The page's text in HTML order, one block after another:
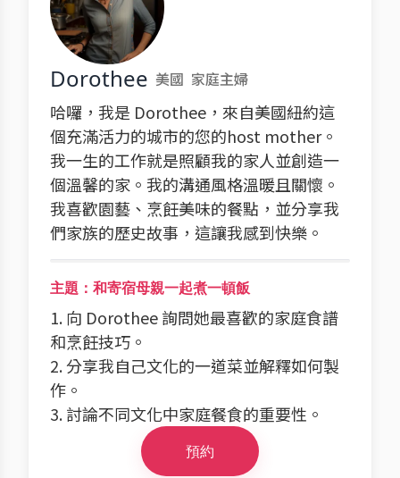
Dorothee 美國 家庭主婦
哈囉，我是 Dorothee，來自美國紐約這
個充滿活力的城市的您的host mother。
我一生的工作就是照顧我的家人並創造一
個溫馨的家。我的溝通風格溫暖且關懷。
我喜歡園藝、烹飪美味的餐點，並分享我
們家族的歷史故事，這讓我感到快樂。
主題：和寄宿母親一起煮一頓飯
1. 向 Dorothee 詢問她最喜歡的家庭食譜
和烹飪技巧。
2. 分享我自己文化的一道菜並解釋如何製
作。
3. 討論不同文化中家庭餐食的重要性。
預約